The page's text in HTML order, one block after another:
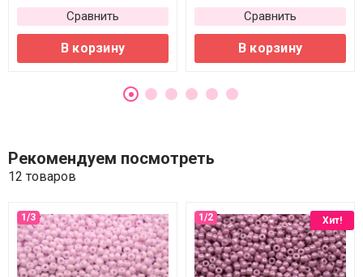
Сравнить
В корзину
Сравнить
В корзину
Рекомендуем посмотреть
12 товаров
Хит!